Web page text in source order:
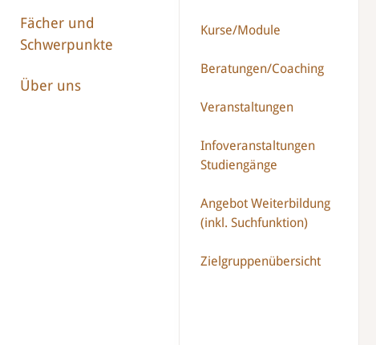
Fächer und
Schwerpunkte
Über uns
Kurse/Module
Beratungen/Coaching
Veranstaltungen
Infoveranstaltungen
Studiengänge
Angebot Weiterbildung
(inkl. Suchfunktion)
Zielgruppenübersicht